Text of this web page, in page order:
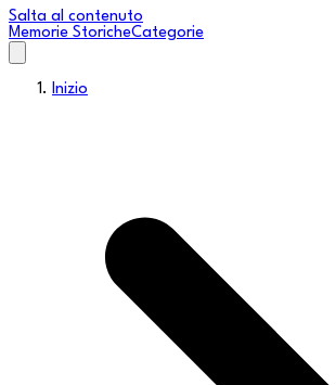
Salta al contenuto
Memorie StoricheCategorie
Inizio